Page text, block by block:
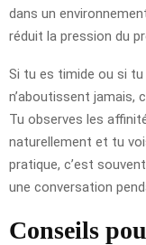
dans un
réduit la pression du
Si tu es timide ou si
n’aboutissent jamais,
Tu observes les
naturellement et tu
pratique, c’est
une conversation
Conseils